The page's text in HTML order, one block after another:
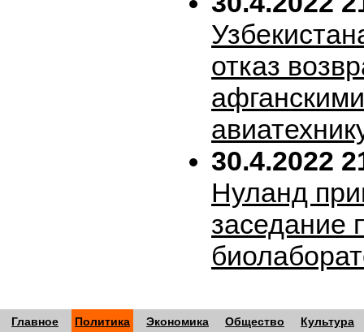
отказ
30.4.2022
Нуланд
заседание
Главное Политика Экономика Общество Культура